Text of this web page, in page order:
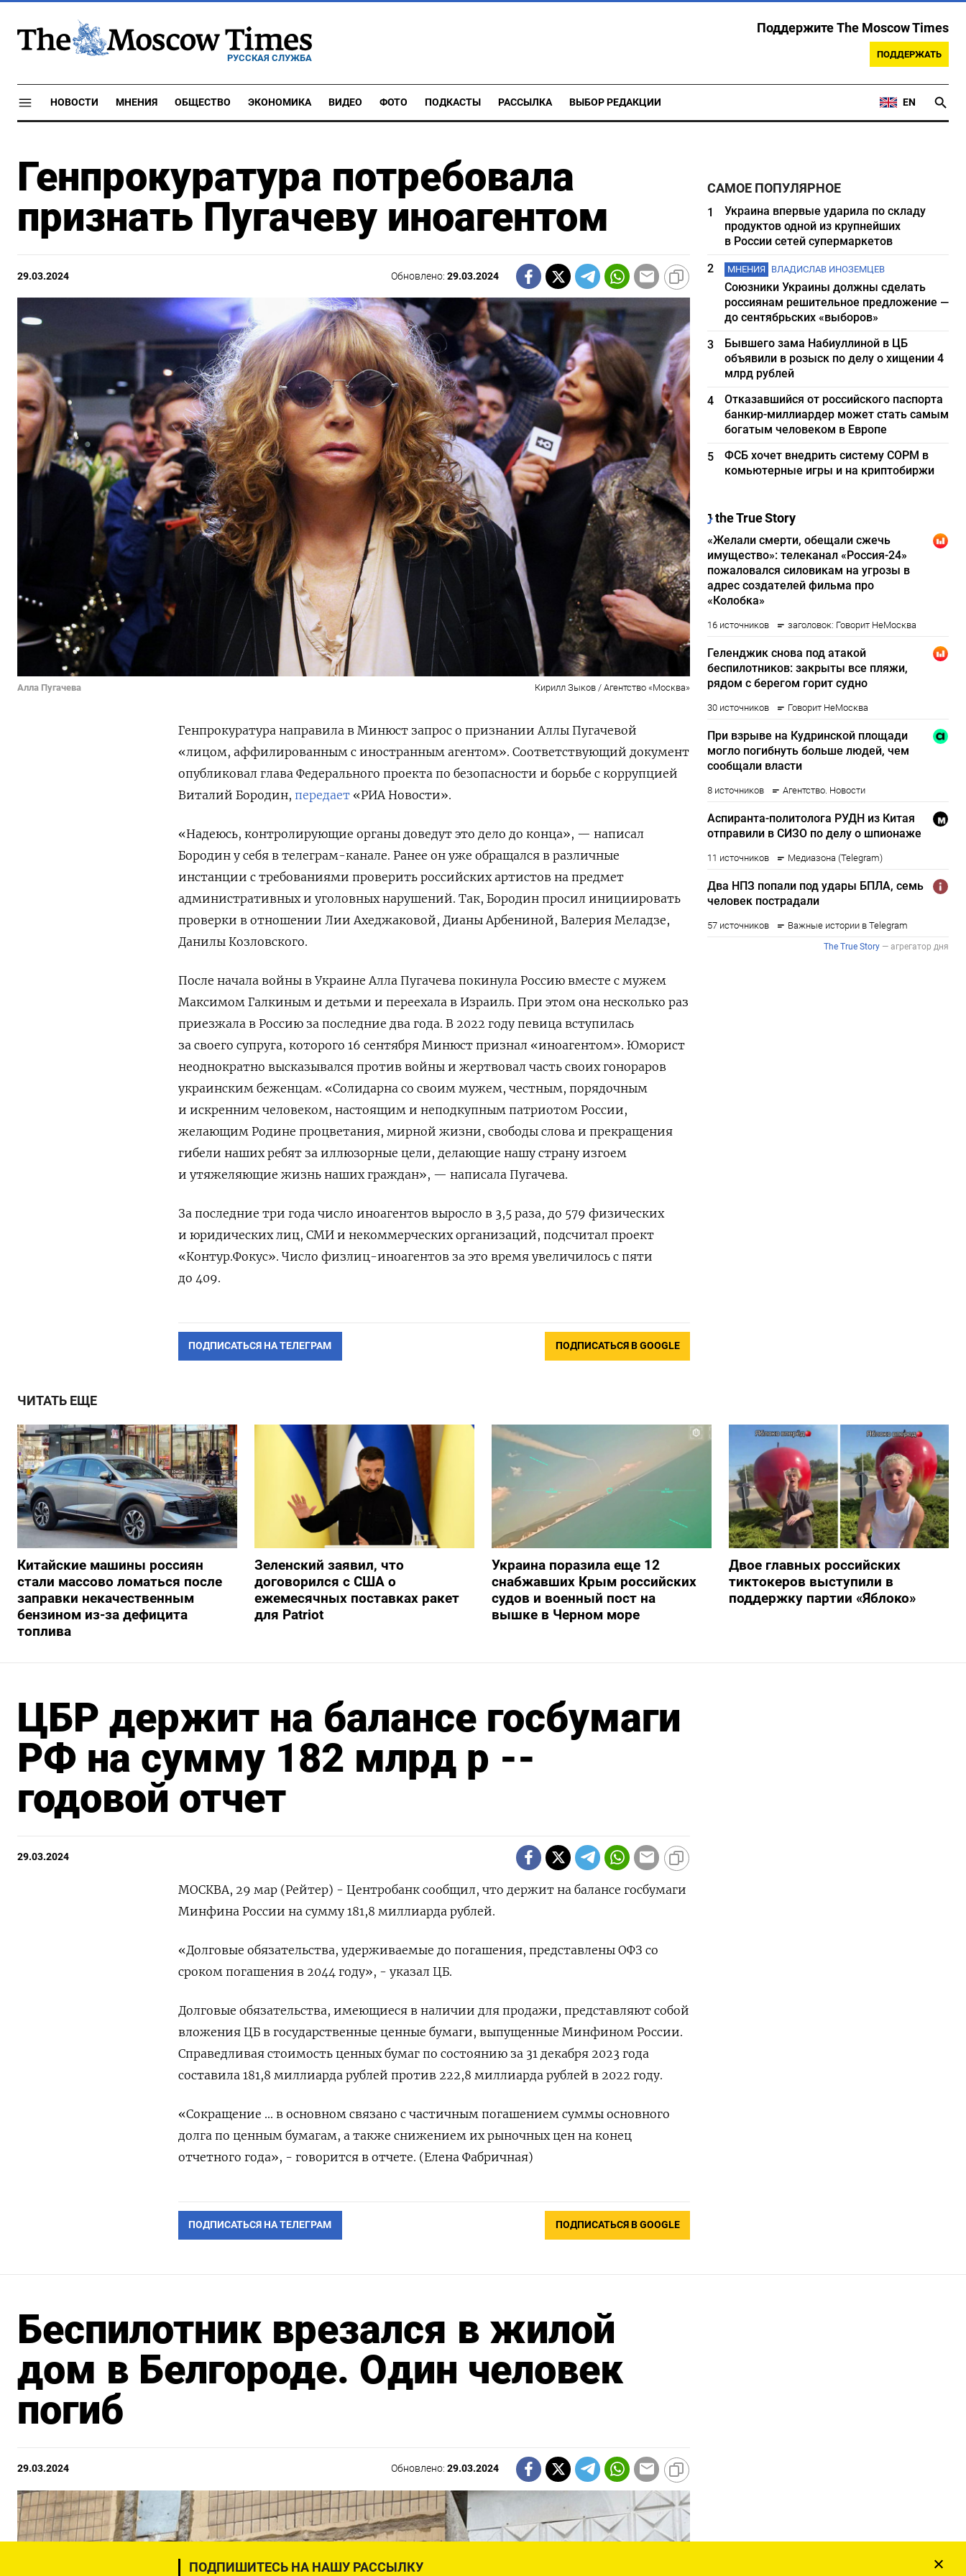
РУССКАЯ СЛУЖБА
Поддержите The Moscow Times
ПОДДЕРЖАТЬ
НОВОСТИ МНЕНИЯ ОБЩЕСТВО ЭКОНОМИКА ВИДЕО ФОТО ПОДКАСТЫ РАССЫЛКА ВЫБОР РЕДАКЦИИ EN
Генпрокуратура потребовала
признать Пугачеву иноагентом
29.03.2024 Обновлено:29.03.2024
Алла Пугачева Кирилл Зыков / Агентство «Москва»
Генпрокуратура направила в Минюст запрос о признании Аллы Пугачевой
«лицом, аффилированным с иностранным агентом». Соответствующий документ
опубликовал глава Федерального проекта по безопасности и борьбе с коррупцией
Виталий Бородин, передает «РИА Новости».
«Надеюсь, контролирующие органы доведут это дело до конца», — написал
Бородин у себя в телеграм-канале. Ранее он уже обращался в различные
инстанции с требованиями проверить российских артистов на предмет
административных и уголовных нарушений. Так, Бородин просил инициировать
проверки в отношении Лии Ахеджаковой, Дианы Арбениной, Валерия Меладзе,
Данилы Козловского.
После начала войны в Украине Алла Пугачева покинула Россию вместе с мужем
Максимом Галкиным и детьми и переехала в Израиль. При этом она несколько раз
приезжала в Россию за последние два года. В 2022 году певица вступилась
за своего супруга, которого 16 сентября Минюст признал «иноагентом». Юморист
неоднократно высказывался против войны и жертвовал часть своих гонораров
украинским беженцам. «Солидарна со своим мужем, честным, порядочным
и искренним человеком, настоящим и неподкупным патриотом России,
желающим Родине процветания, мирной жизни, свободы слова и прекращения
гибели наших ребят за иллюзорные цели, делающие нашу страну изгоем
и утяжеляющие жизнь наших граждан», — написала Пугачева.
За последние три года число иноагентов выросло в 3,5 раза, до 579 физических
и юридических лиц, СМИ и некоммерческих организаций, подсчитал проект
«Контур.Фокус». Число физлиц-иноагентов за это время увеличилось с пяти
до 409.
ПОДПИСАТЬСЯ НА ТЕЛЕГРАМ ПОДПИСАТЬСЯ В GOOGLE
САМОЕ ПОПУЛЯРНОЕ
1
Украина впервые ударила по складу
продуктов одной из крупнейших
в России сетей супермаркетов
2
МНЕНИЯ ВЛАДИСЛАВ ИНОЗЕМЦЕВ
Союзники Украины должны сделать
россиянам решительное предложение —
до сентябрьских «выборов»
3
Бывшего зама Набиуллиной в ЦБ
объявили в розыск по делу о хищении 4
млрд рублей
4
Отказавшийся от российского паспорта
банкир-миллиардер может стать самым
богатым человеком в Европе
5
ФСБ хочет внедрить систему СОРМ в
комьютерные игры и на криптобиржи
ЧИТАТЬ ЕЩЕ
Китайские машины россиян
стали массово ломаться после
заправки некачественным
бензином из-за дефицита
топлива
Зеленский заявил, что
договорился с США о
ежемесячных поставках ракет
для Patriot
Украина поразила еще 12
снабжавших Крым российских
судов и военный пост на
вышке в Черном море
Двое главных российских
тиктокеров выступили в
поддержку партии «Яблоко»
ПОДПИШИТЕСЬ НА НАШУ РАССЫЛКУ
ЦБР держит на балансе госбумаги
РФ на сумму 182 млрд р --
годовой отчет
29.03.2024
МОСКВА, 29 мар (Рейтер) - Центробанк сообщил, что держит на балансе госбумаги
Минфина России на сумму 181,8 миллиарда рублей.
«Долговые обязательства, удерживаемые до погашения, представлены ОФЗ со
сроком погашения в 2044 году», - указал ЦБ.
Долговые обязательства, имеющиеся в наличии для продажи, представляют собой
вложения ЦБ в государственные ценные бумаги, выпущенные Минфином России.
Справедливая стоимость ценных бумаг по состоянию за 31 декабря 2023 года
составила 181,8 миллиарда рублей против 222,8 миллиарда рублей в 2022 году.
«Сокращение ... в основном связано c частичным погашением суммы основного
долга по ценным бумагам, а также снижением их рыночных цен на конец
отчетного года», - говорится в отчете. (Елена Фабричная)
ПОДПИСАТЬСЯ НА ТЕЛЕГРАМ ПОДПИСАТЬСЯ В GOOGLE
Беспилотник врезался в жилой
дом в Белгороде. Один человек
погиб
29.03.2024 Обновлено:29.03.2024